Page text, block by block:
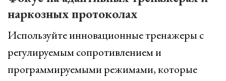
наркозных протоколах
Используйте инновационные тренажеры с
регулируемым сопротивлением и
программируемыми режимами, которые